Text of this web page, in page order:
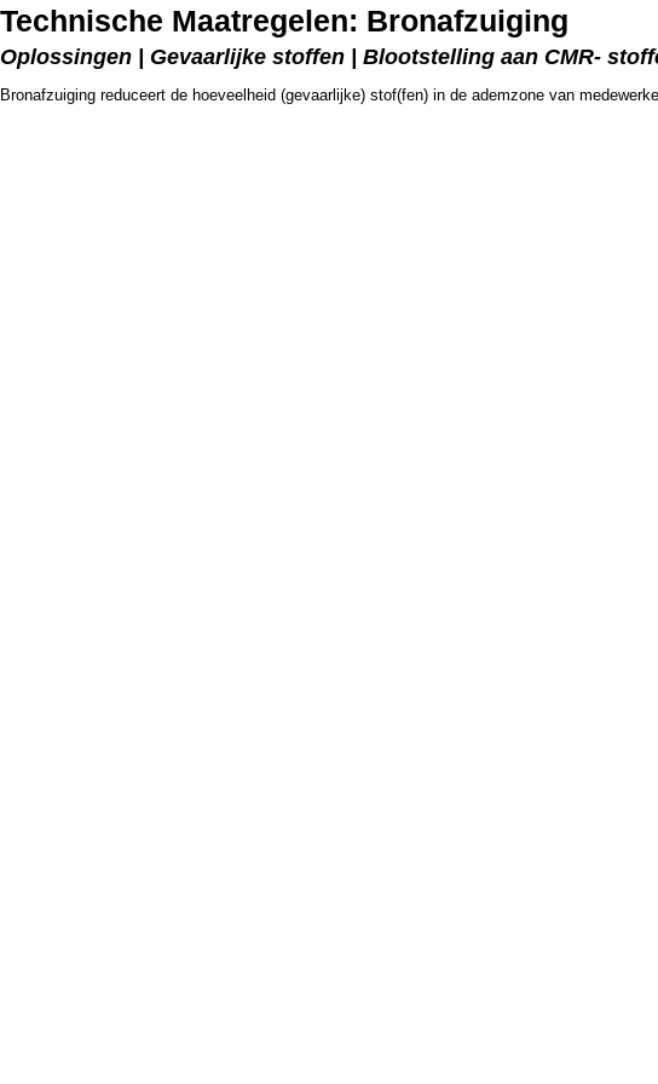
Technische Maatregelen: Bronafzuiging
Oplossingen | Gevaarlijke stoffen | Blootstelling aan CMR-
Bronafzuiging reduceert de hoeveelheid (gevaarlijke) stof(fen) in de ademzone van